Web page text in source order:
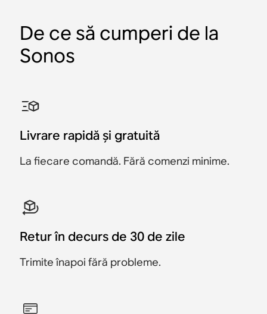
De ce să cumperi de la
Sonos
Livrare rapidă și gratuită
La fiecare comandă. Fără comenzi minime.
Retur în decurs de 30 de zile
Trimite înapoi fără probleme.